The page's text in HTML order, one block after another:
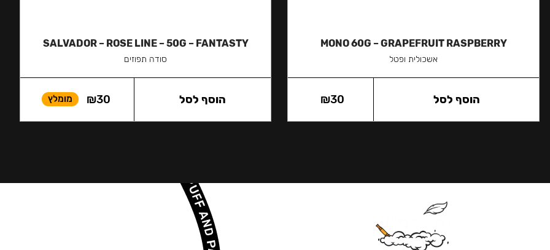
MONO 60G – GRAPEFRUIT RASPBERRY
אשכולית ופטל
₪30 הוסף לסל
SALVADOR – ROSE LINE – 50G – FANTASTY
סודה תפוזים
₪30 מומלץ הוסף לסל